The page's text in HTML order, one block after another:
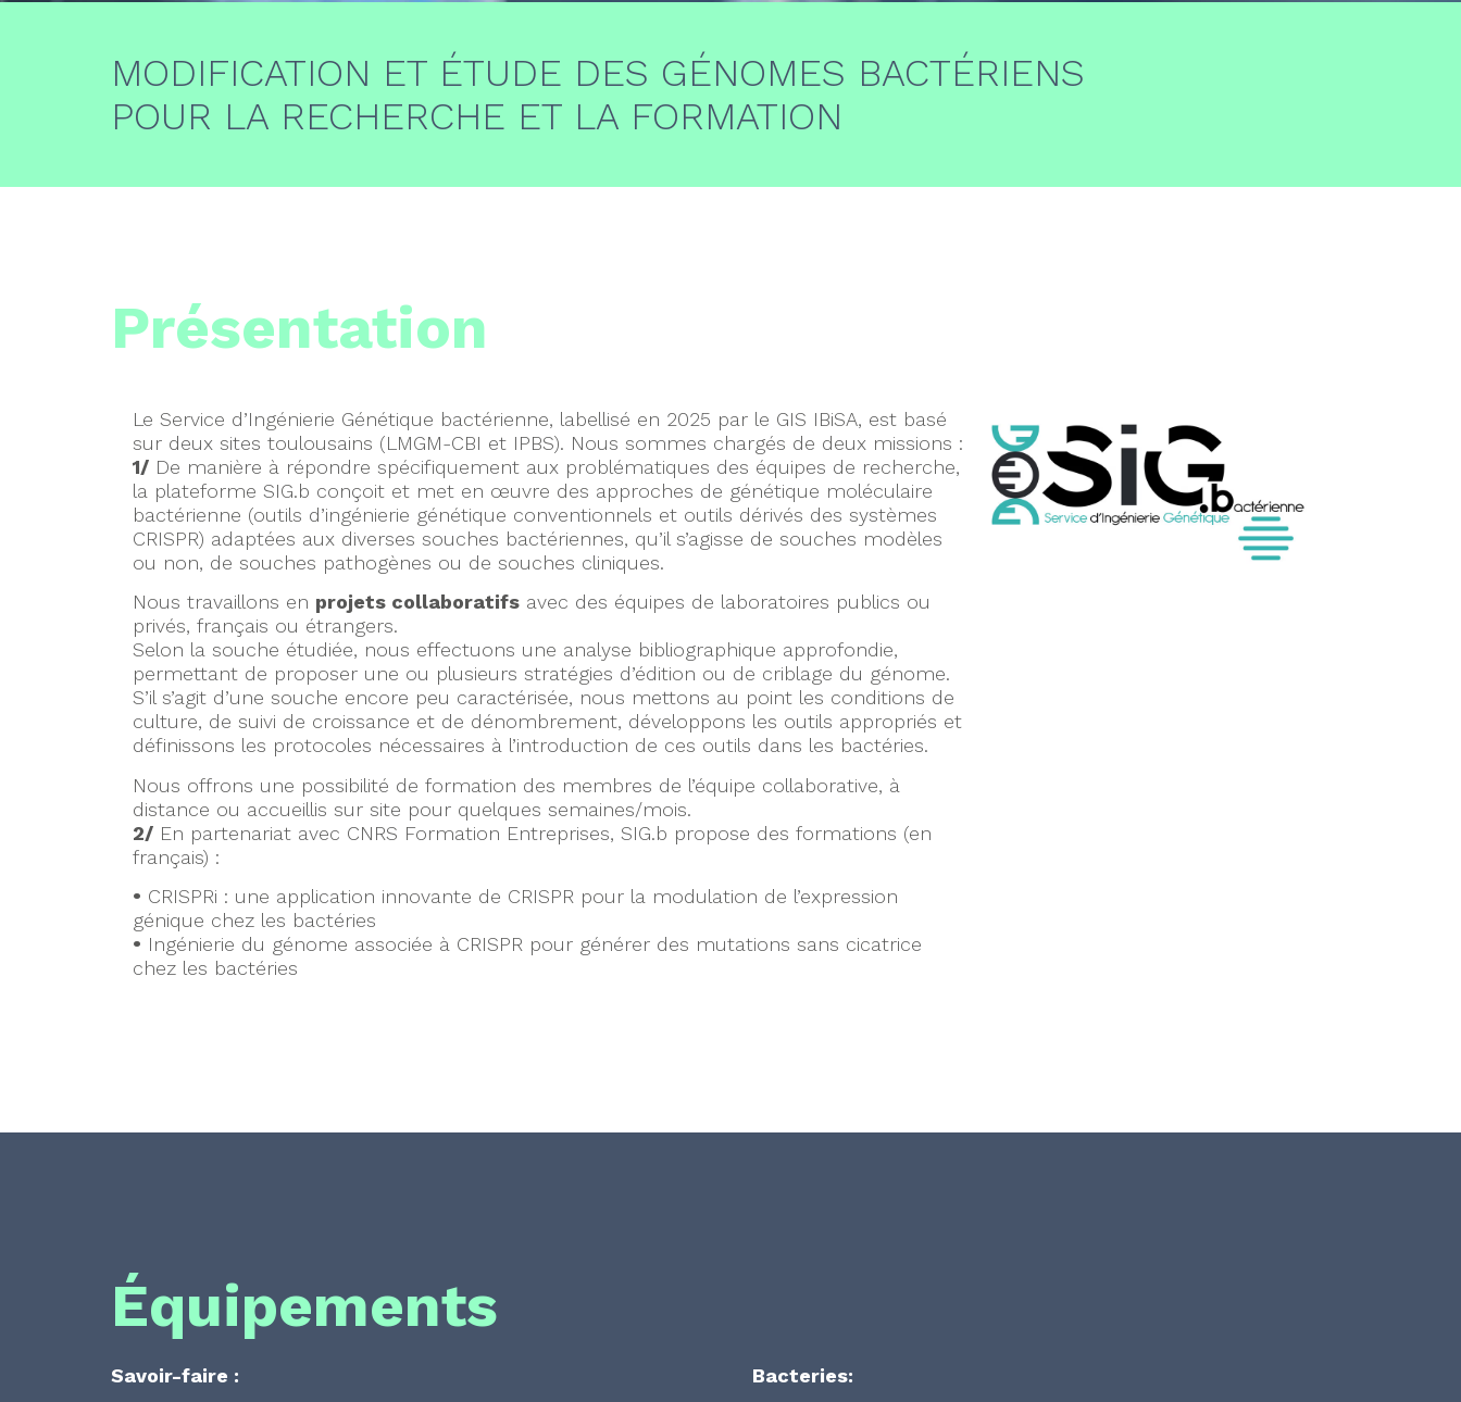
MODIFICATION ET ÉTUDE DES GÉNOMES BACTÉRIENS
POUR LA RECHERCHE ET LA FORMATION
Présentation
Le Service d’Ingénierie Génétique bactérienne, labellisé en 2025 par le GIS IBiSA, est basé
sur deux sites toulousains (LMGM-CBI et IPBS). Nous sommes chargés de deux missions :
1/ De manière à répondre spécifiquement aux problématiques des équipes de recherche,
la plateforme SIG.b conçoit et met en œuvre des approches de génétique moléculaire
bactérienne (outils d’ingénierie génétique conventionnels et outils dérivés des systèmes
CRISPR) adaptées aux diverses souches bactériennes, qu’il s’agisse de souches modèles
ou non, de souches pathogènes ou de souches cliniques.
Nous travaillons en projets collaboratifs avec des équipes de laboratoires publics ou
privés, français ou étrangers.
Selon la souche étudiée, nous effectuons une analyse bibliographique approfondie,
permettant de proposer une ou plusieurs stratégies d’édition ou de criblage du génome.
S’il s’agit d’une souche encore peu caractérisée, nous mettons au point les conditions de
culture, de suivi de croissance et de dénombrement, développons les outils appropriés et
définissons les protocoles nécessaires à l’introduction de ces outils dans les bactéries.
Nous offrons une possibilité de formation des membres de l’équipe collaborative, à
distance ou accueillis sur site pour quelques semaines/mois.
2/ En partenariat avec CNRS Formation Entreprises, SIG.b propose des formations (en
français) :
• CRISPRi : une application innovante de CRISPR pour la modulation de l’expression
génique chez les bactéries
• Ingénierie du génome associée à CRISPR pour générer des mutations sans cicatrice
chez les bactéries
Équipements
Savoir-faire :
Bacteries: